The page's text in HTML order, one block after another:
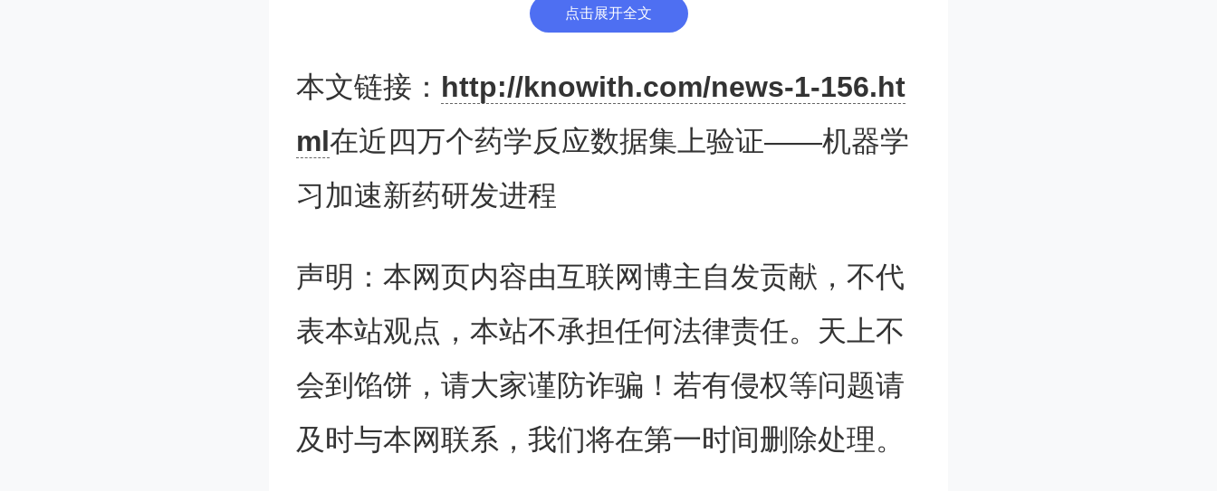
据驱动方法。该方法将自动化实验与机器学习相
结合，以了解化学反应性，从而大大加快了新药
设计过程。他们称，该方法在超过39000个药学
相关反应的数据集上得到了验证。
该方法从数据中挑选出反应物、试剂并测试反应
性能之间的相关性。数据则是通过非常快速或高
通量的自动化实验生成的。研究人员表示，高通
量化学已经改变了游戏规则。他们相信有一种新
点击展开全文
本文链接： http://knowith.com/news-1-156.ht
ml在近四万个药学反应数据集上验证——机器学
习加速新药研发进程
声明：本网页内容由互联网博主自发贡献，不代
表本站观点，本站不承担任何法律责任。天上不
会到馅饼，请大家谨防诈骗！若有侵权等问题请
及时与本网联系，我们将在第一时间删除处理。